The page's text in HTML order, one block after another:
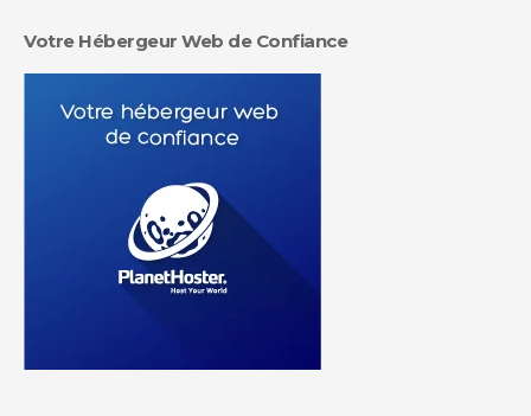
Votre Hébergeur Web de Confiance